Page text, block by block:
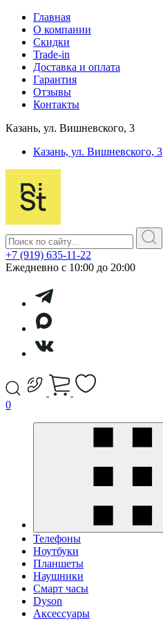
Главная
О компании
Скидки
Trade-in
Доставка и оплата
Гарантия
Отзывы
Контакты
Казань, ул. Вишневского, 3
Казань, ул. Вишневского, 3
+7 (919) 635-11-22
Ежедневно с 10:00 до 20:00
0
Телефоны
Ноутбуки
Планшеты
Наушники
Смарт часы
Dyson
Аксессуары